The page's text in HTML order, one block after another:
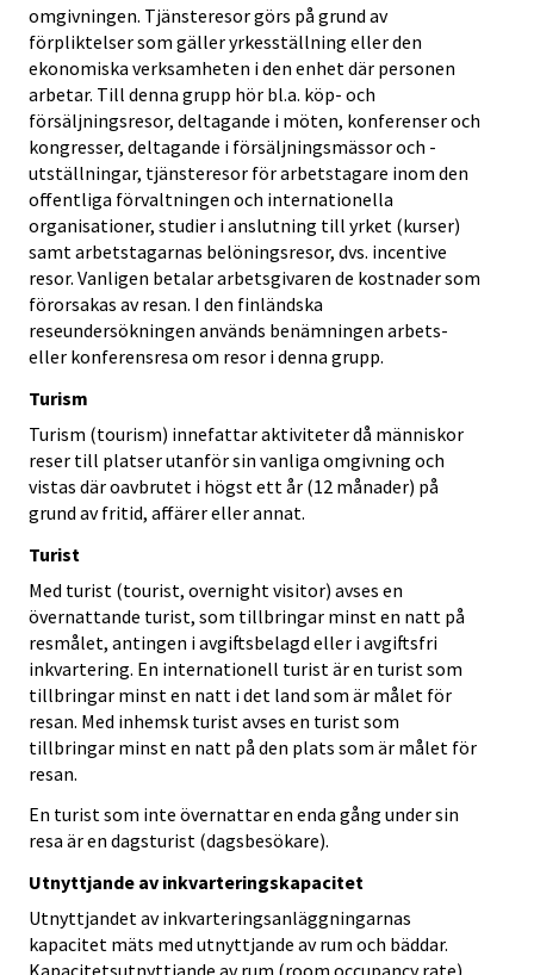
omgivningen. Tjänsteresor görs på grund av
förpliktelser som gäller yrkesställning eller den
ekonomiska verksamheten i den enhet där personen
arbetar. Till denna grupp hör bl.a. köp- och
försäljningsresor, deltagande i möten, konferenser och
kongresser, deltagande i försäljningsmässor och -
utställningar, tjänsteresor för arbetstagare inom den
offentliga förvaltningen och internationella
organisationer, studier i anslutning till yrket (kurser)
samt arbetstagarnas belöningsresor, dvs. incentive
resor. Vanligen betalar arbetsgivaren de kostnader som
förorsakas av resan. I den finländska
reseundersökningen används benämningen arbets-
eller konferensresa om resor i denna grupp.
Turism
Turism (tourism) innefattar aktiviteter då människor
reser till platser utanför sin vanliga omgivning och
vistas där oavbrutet i högst ett år (12 månader) på
grund av fritid, affärer eller annat.
Turist
Med turist (tourist, overnight visitor) avses en
övernattande turist, som tillbringar minst en natt på
resmålet, antingen i avgiftsbelagd eller i avgiftsfri
inkvartering. En internationell turist är en turist som
tillbringar minst en natt i det land som är målet för
resan. Med inhemsk turist avses en turist som
tillbringar minst en natt på den plats som är målet för
resan.
En turist som inte övernattar en enda gång under sin
resa är en dagsturist (dagsbesökare).
Utnyttjande av inkvarteringskapacitet
Utnyttjandet av inkvarteringsanläggningarnas
kapacitet mäts med utnyttjande av rum och bäddar.